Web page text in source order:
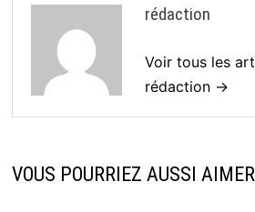
rédaction
Voir tous les
rédaction →
VOUS POURRIEZ AUSSI AIMER